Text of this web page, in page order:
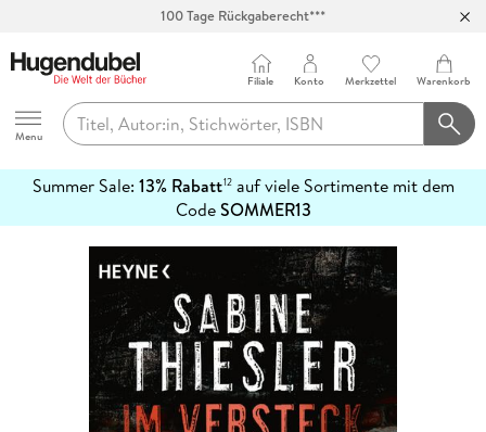
100 Tage Rückgaberecht***
Hugendubel
Menu
Filiale Konto Merkzettel Warenkorb
Summer Sale: 13% Rabatt12auf viele Sortimente mit dem
CodeSOMMER13
erfahren